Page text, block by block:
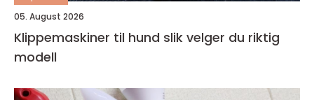
05. August 2026
Klippemaskiner til hund slik velger du riktig
modell